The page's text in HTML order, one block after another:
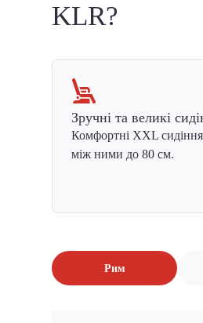
KLR?
Зручні та великі
Комфортні XXL
між ними до 80 см.
Рим